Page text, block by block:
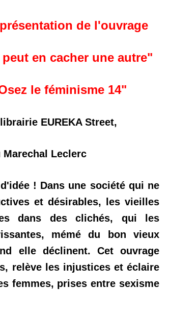
de l'ouvrage
en cacher une autre"
le féminisme 14"
EUREKA Street,
Marechal Leclerc
! Dans une société qui ne
et désirables, les vieilles
dans des clichés, qui les
mémé du bon vieux
elle déclinent. Cet ouvrage
relève les injustices et éclaire
femmes, prises entre sexisme